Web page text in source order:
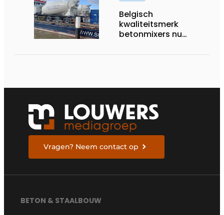
Belgisch
kwaliteitsmerk
betonmixers nu
Vragen? Neem contact op
BETON & STAALBOUW